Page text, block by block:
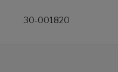
30-001820